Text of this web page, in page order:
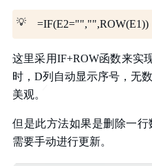
💡 =IF(E2="","",ROW(E1))
这里采用IF+ROW函数来实
时，D列自动显示序号，无
美观。
但是此方法如果是删除一
需要手动进行更新。